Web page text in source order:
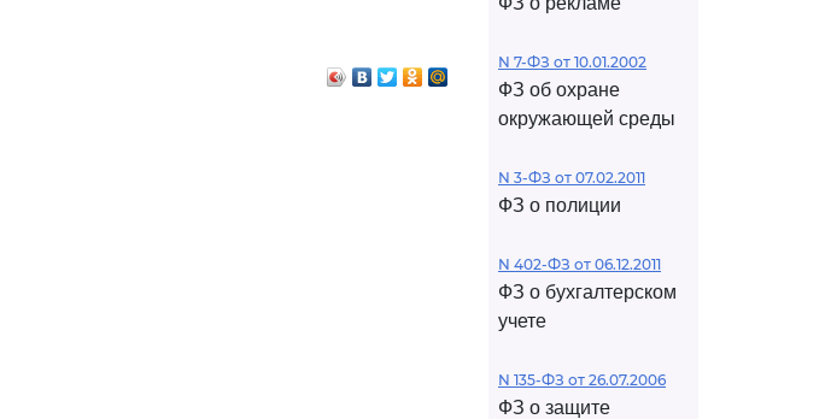
N 7-ФЗ от 10.01.2002
ФЗ об охране
окружающей среды
N 3-ФЗ от 07.02.2011
ФЗ о полиции
N 402-ФЗ от 06.12.2011
ФЗ о бухгалтерском
учете
N 135-ФЗ от 26.07.2006
ФЗ о защите